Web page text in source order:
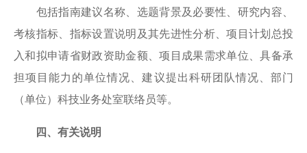
包括指南建议名称、选题背景及必要性、研究内容、
考核指标、指标设置说明及其先进性分析、项目计划总投
入和拟申请省财政资助金额、项目成果需求单位、具备承
担项目能力的单位情况、建议提出科研团队情况、部门
（单位）科技业务处室联络员等。
四、有关说明
的...
29
2026年揭阳市高新技术企业申报培训及政策宣讲活动成功...
关于广东省2020年第六批拟更名高新技术企业名单的公示
17